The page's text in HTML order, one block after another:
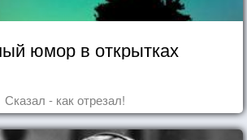
юмор в открытках
Сказал - как отрезал!